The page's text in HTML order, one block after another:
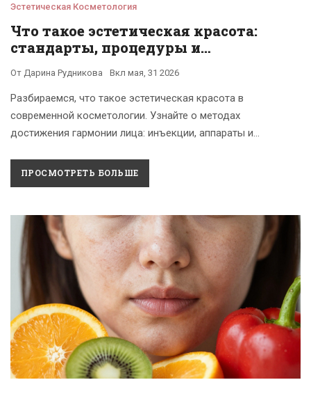
Эстетическая Косметология
Что такое эстетическая красота:
стандарты, процедуры и
От Дарина Рудникова Вкл мая, 31 2026
Разбираемся, что такое эстетическая красота в
современной косметологии. Узнайте о методах
достижения гармонии лица: инъекции, аппараты и
ПРОСМОТРЕТЬ БОЛЬШЕ